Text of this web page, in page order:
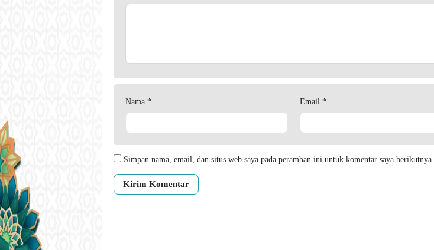
Nama * Email *
Simpan nama, email, dan situs web saya pada peramban ini untuk komentar saya berikutnya.